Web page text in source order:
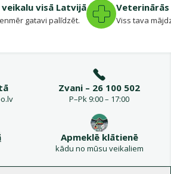
visā Latvijā
gatavi palīdzēt. Viss tava
Zvani – 26 100 502
P–Pk 9:00 – 17:00
Apmeklē klātienē
kādu no mūsu veikaliem